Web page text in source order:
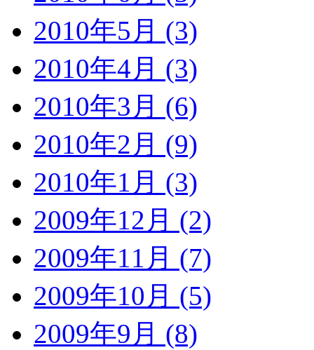
2010年5月 (3)
2010年4月 (3)
2010年3月 (6)
2010年2月 (9)
2010年1月 (3)
2009年12月 (2)
2009年11月 (7)
2009年10月 (5)
2009年9月 (8)